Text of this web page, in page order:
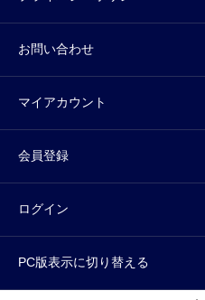
お問い合わせ
マイアカウント
会員登録
ログイン
PC版表示に切り替える